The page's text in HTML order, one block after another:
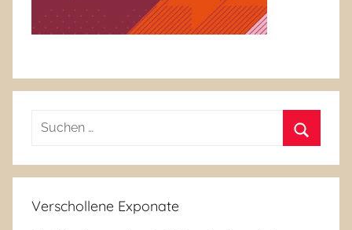
Suchen
Verschollene Exponate